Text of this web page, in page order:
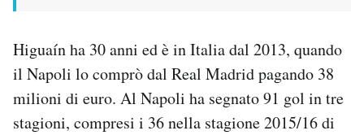
Higuaín ha 30 anni ed è in Italia dal 2013, quando
il Napoli lo comprò dal Real Madrid pagando 38
milioni di euro. Al Napoli ha segnato 91 gol in tre
stagioni, compresi i 36 nella stagione 2015/16 di